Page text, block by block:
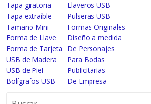
Tapa giratoria
Tapa extraíble
Tamaño Mini
Forma de Llave
Forma de Tarjeta
USB de Madera
USB de Piel
Bolígrafos USB
Llaveros USB
Pulseras USB
Formas Originales
Diseño a medida
De Personajes
Para Bodas
Publicitarias
De Empresa